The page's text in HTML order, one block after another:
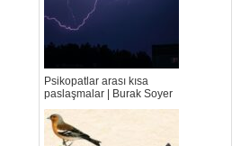
Psikopatlar arası kısa
paslaşmalar | Burak Soyer